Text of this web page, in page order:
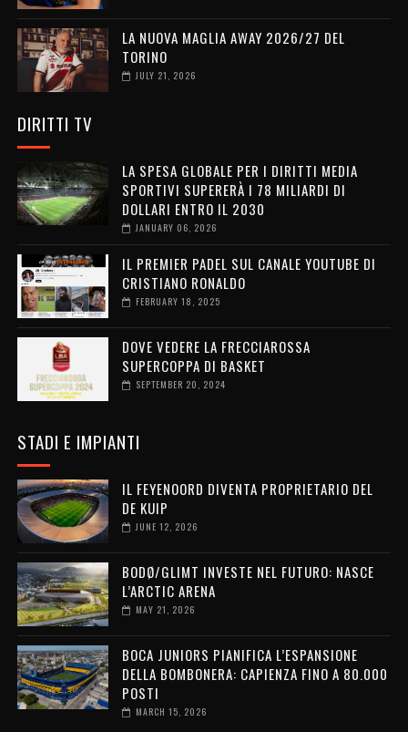
LA NUOVA MAGLIA AWAY 2026/27 DEL
TORINO
JULY 21, 2026
DIRITTI TV
LA SPESA GLOBALE PER I DIRITTI MEDIA
SPORTIVI SUPERERÀ I 78 MILIARDI DI
DOLLARI ENTRO IL 2030
JANUARY 06, 2026
IL PREMIER PADEL SUL CANALE YOUTUBE DI
CRISTIANO RONALDO
FEBRUARY 18, 2025
DOVE VEDERE LA FRECCIAROSSA
SUPERCOPPA DI BASKET
SEPTEMBER 20, 2024
STADI E IMPIANTI
IL FEYENOORD DIVENTA PROPRIETARIO DEL
DE KUIP
JUNE 12, 2026
BODØ/GLIMT INVESTE NEL FUTURO: NASCE
L’ARCTIC ARENA
MAY 21, 2026
BOCA JUNIORS PIANIFICA L’ESPANSIONE
DELLA BOMBONERA: CAPIENZA FINO A 80.000
POSTI
MARCH 15, 2026